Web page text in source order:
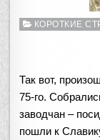
Опубликовано
КОРОТКИЕ
Так вот,
75-го.
заводчан –
пошли к